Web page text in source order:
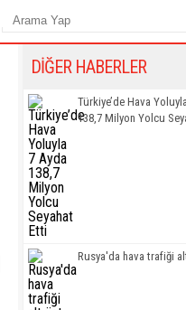
DİĞER HABERLER
Türkiye’de Hava
138,7 Milyon Yolcu
Rusya'da hava trafiği